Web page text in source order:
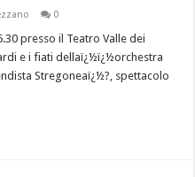
0
presso il Teatro Valle dei
e i fiati dellaï¿½ï¿½orchestra
Stregoneaï¿½?, spettacolo